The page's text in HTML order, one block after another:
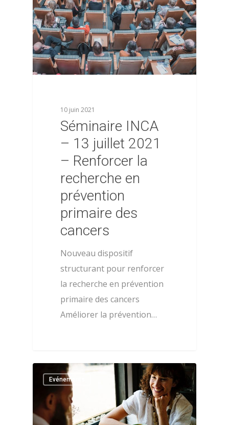
10 juin 2021
Séminaire INCA
– 13 juillet 2021
– Renforcer la
recherche en
prévention
primaire des
cancers
Nouveau dispositif
structurant pour renforcer
la recherche en prévention
primaire des cancers
Améliorer la prévention…
Evénements
Les statuts de l’AFPSA
l’AFPSA
Histoire de l’AFPSA
La commission jeunes
chercheurs
Évènements
Les formations
Adhérer
Mon espace adhérent
Aide